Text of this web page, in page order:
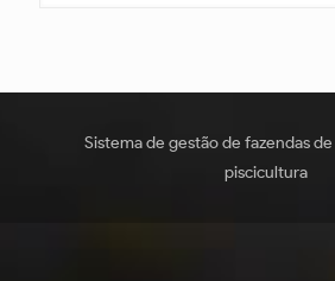
Sistema de gestão de fazendas
piscicultura